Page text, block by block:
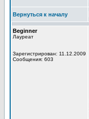
Вернуться к началу
Beginner
Лауреат
Зарегистрирован: 11.12.2009
Сообщения: 603